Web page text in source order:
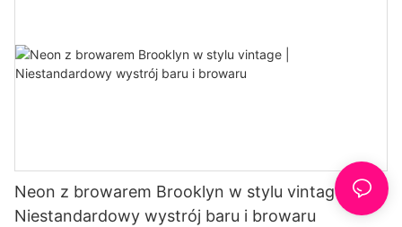
Neon z browarem Brooklyn w stylu vintage |
Niestandardowy wystrój baru i browaru